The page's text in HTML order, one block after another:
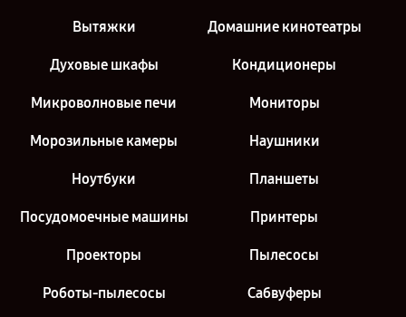
Вытяжки Домашние кинотеатры
Духовые шкафы Кондиционеры
Микроволновые печи Мониторы
Морозильные камеры Наушники
Ноутбуки Планшеты
Посудомоечные машины Принтеры
Проекторы Пылесосы
Роботы-пылесосы Сабвуферы